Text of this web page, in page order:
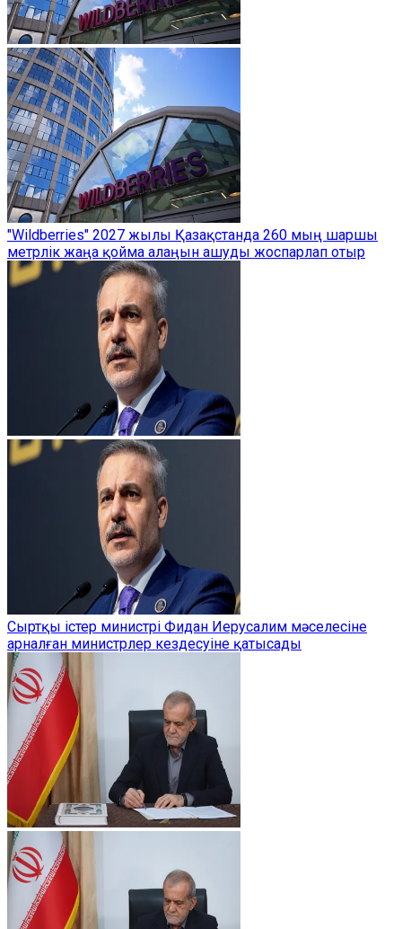
"Wildberries" 2027 жылы Қазақстанда 260 мың шаршы
метрлік жаңа қойма алаңын ашуды жоспарлап отыр
Сыртқы істер министрі Фидан Иерусалим мәселесіне
арналған министрлер кездесуіне қатысады